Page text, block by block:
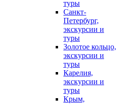
туры
Санкт-
Петербург,
экскурсии и
туры
Золотое кольцо,
экскурсии и
туры
Карелия,
экскурсии и
туры
Крым,